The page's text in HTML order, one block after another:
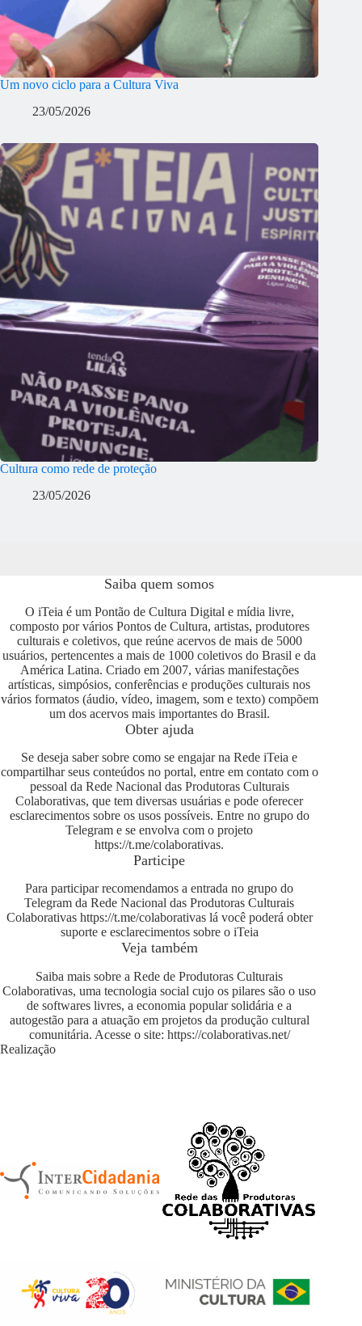
Um novo ciclo para a Cultura Viva
23/05/2026
Cultura como rede de proteção
23/05/2026
Saiba quem somos
O iTeia é um Pontão de Cultura Digital e mídia livre,
composto por vários Pontos de Cultura, artistas, produtores
culturais e coletivos, que reúne acervos de mais de 5000
usuários, pertencentes a mais de 1000 coletivos do Brasil e da
América Latina. Criado em 2007, várias manifestações
artísticas, simpósios, conferências e produções culturais nos
vários formatos (áudio, vídeo, imagem, som e texto) compõem
um dos acervos mais importantes do Brasil.
Obter ajuda
Se deseja saber sobre como se engajar na Rede iTeia e
compartilhar seus conteúdos no portal, entre em contato com o
pessoal da Rede Nacional das Produtoras Culturais
Colaborativas, que tem diversas usuárias e pode oferecer
esclarecimentos sobre os usos possíveis. Entre no grupo do
Telegram e se envolva com o projeto
https://t.me/colaborativas.
Participe
Para participar recomendamos a entrada no grupo do
Telegram da Rede Nacional das Produtoras Culturais
Colaborativas https://t.me/colaborativaslá você poderá obter
suporte e esclarecimentos sobre o iTeia
Veja também
Saiba mais sobre a Rede de Produtoras Culturais
Colaborativas, uma tecnologia social cujo os pilares são o uso
de softwares livres, a economia popular solidária e a
autogestão para a atuação em projetos da produção cultural
comunitária. Acesse o site: https://colaborativas.net/
Realização